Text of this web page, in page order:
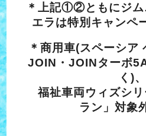
＊上記①②ともにジム
エラは特別キャンペ
＊商用車(スペーシア
JOIN・JOINターボ
く)、
福祉車両ウィズシリ
ラン」対象